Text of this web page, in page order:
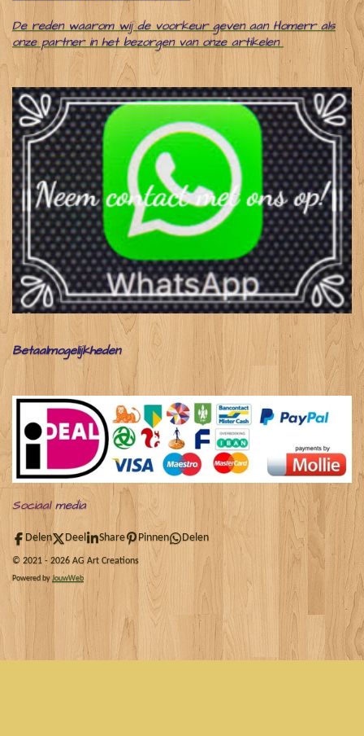
De reden waarom wij de voorkeur geven aan Homerr als
onze partner in het bezorgen van onze artikelen
Betaalmogelijkheden
Sociaalmedia
Delen Deel Share Pinnen Delen
© 2021 - 2026 AG Art Creations
Powered byJouwWeb